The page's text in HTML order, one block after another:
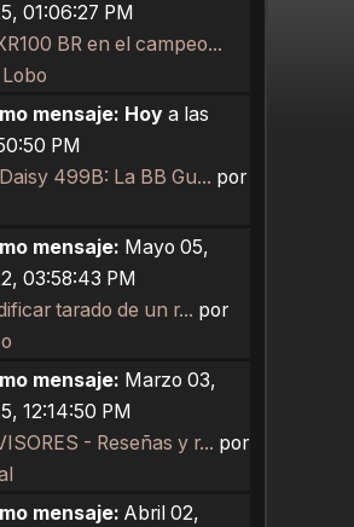
01:06:27 PM
BR en el campeo...
Lobo
mensaje: Hoy a las
PM
Daisy 499B: La BB Gu... por
mensaje: Mayo 05,
03:58:43 PM
tarado de un r... por
mensaje: Marzo 03,
12:14:50 PM
- Reseñas y r... por
mensaje: Abril 02,